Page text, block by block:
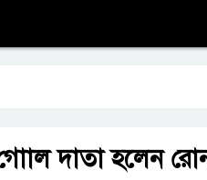
দাতা হলেন